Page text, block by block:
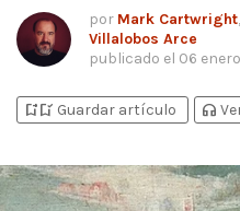
por Mark Cartwright
Villalobos Arce
publicado el 06
bookmark_addbookmark_added Guardar artículo headphones